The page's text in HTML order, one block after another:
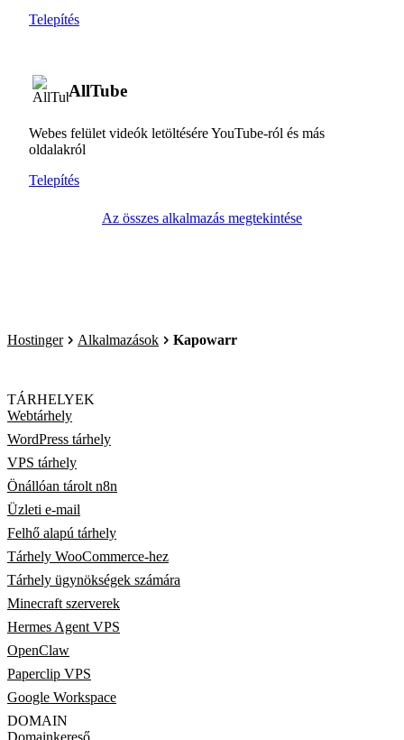
Telepítés
AllTube
Webes felület videók letöltésére YouTube-ról és más
oldalakról
Telepítés
Az összes alkalmazás megtekintése
Hostinger Alkalmazások Kapowarr
TÁRHELYEK
Webtárhely
WordPress tárhely
VPS tárhely
Önállóan tárolt n8n
Üzleti e-mail
Felhő alapú tárhely
Tárhely WooCommerce-hez
Tárhely ügynökségek számára
Minecraft szerverek
Hermes Agent VPS
OpenClaw
Paperclip VPS
Google Workspace
DOMAIN
Domainkereső